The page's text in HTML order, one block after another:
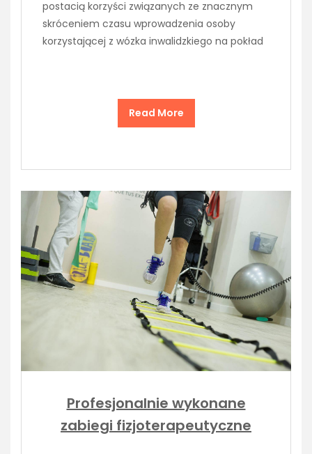
postacią korzyści związanych ze znacznym
skróceniem czasu wprowadzenia osoby
korzystającej z wózka inwalidzkiego na pokład
Read More
Profesjonalnie wykonane
zabiegi fizjoterapeutyczne